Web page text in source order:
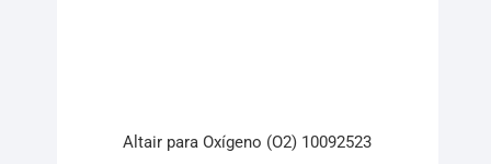
Altair para Oxígeno (O2) 10092523